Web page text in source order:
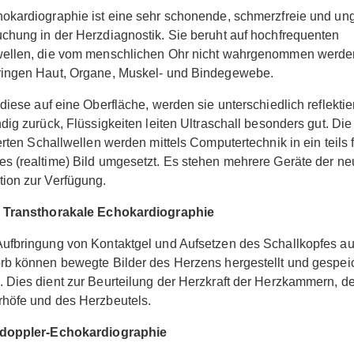
ist eine sehr schonende, schmerzfreie und
in der Herzdiagnostik. Sie beruht auf hochfrequenten
die vom menschlichen Ohr nicht wahrgenommen
Haut, Organe, Muskel- und Bindegewebe.
auf eine Oberfläche, werden sie unterschiedlich
zurück, Flüssigkeiten leiten Ultraschall besonders gut. Die
Schallwellen werden mittels Computertechnik in ein teils
(realtime) Bild umgesetzt. Es stehen mehrere Geräte der
zur Verfügung.
Transthorakale Echokardiographie
von Kontaktgel und Aufsetzen des Schallkopfes
können bewegte Bilder des Herzens hergestellt und
Dies dient zur Beurteilung der Herzkraft der Herzkammern,
und des Herzbeutels.
Echokardiographie